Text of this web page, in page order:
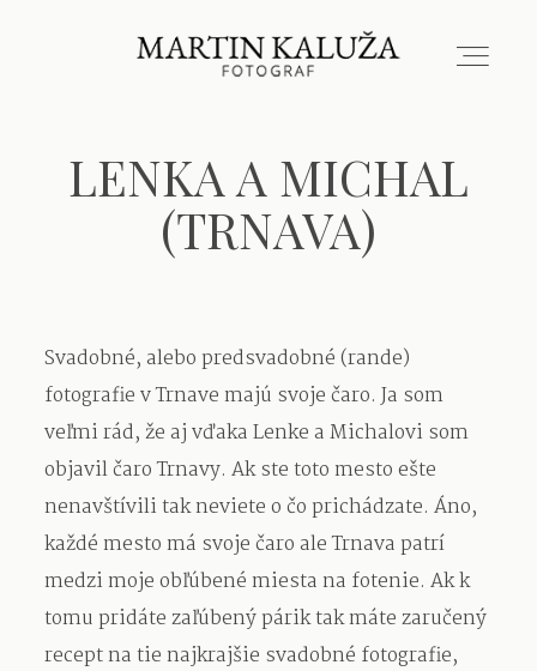
PORTFÓLIO
KONTAKT
BLOG
LENKA A MICHAL
(TRNAVA)
Svadobné, alebo predsvadobné (rande)
fotografie v Trnave majú svoje čaro. Ja som
veľmi rád, že aj vďaka Lenke a Michalovi som
objavil čaro Trnavy. Ak ste toto mesto ešte
nenavštívili tak neviete o čo prichádzate. Áno,
každé mesto má svoje čaro ale Trnava patrí
medzi moje obľúbené miesta na fotenie. Ak k
tomu pridáte zaľúbený párik tak máte zaručený
recept na tie najkrajšie svadobné fotografie,